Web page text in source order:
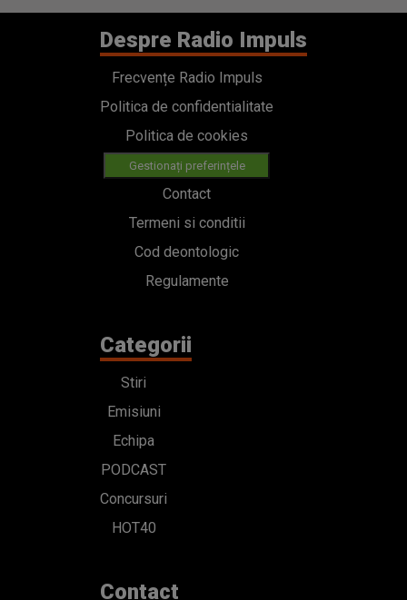
Despre Radio Impuls
Frecvențe Radio Impuls
Politica de confidentialitate
Politica de cookies
Gestionați preferințele
Contact
Termeni si conditii
Cod deontologic
Regulamente
Categorii
Stiri
Emisiuni
Echipa
PODCAST
Concursuri
HOT40
Contact